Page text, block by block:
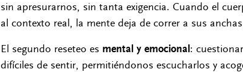
sin apresurarnos, sin tanta exigencia. Cuando el
al contexto real, la mente deja de correr a sus
El segundo reseteo es mental y emocional :
difíciles de sentir, permitiéndonos escucharlos y